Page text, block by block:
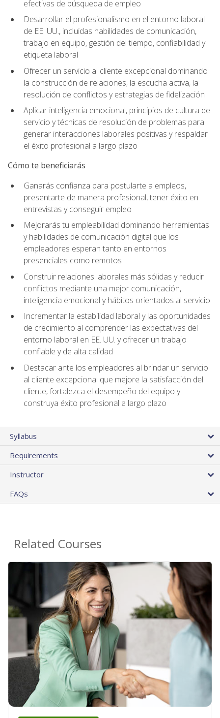
efectivas de búsqueda de empleo
Desarrollar el profesionalismo en el entorno laboral
de EE. UU., incluidas habilidades de comunicación,
trabajo en equipo, gestión del tiempo, confiabilidad y
etiqueta laboral
Ofrecer un servicio al cliente excepcional dominando
la construcción de relaciones, la escucha activa, la
resolución de conflictos y estrategias de fidelización
Aplicar inteligencia emocional, principios de cultura de
servicio y técnicas de resolución de problemas para
generar interacciones laborales positivas y respaldar
el éxito profesional a largo plazo
Cómo te beneficiarás
Ganarás confianza para postularte a empleos,
presentarte de manera profesional, tener éxito en
entrevistas y conseguir empleo
Mejorarás tu empleabilidad dominando herramientas
y habilidades de comunicación digital que los
empleadores esperan tanto en entornos
presenciales como remotos
Construir relaciones laborales más sólidas y reducir
conflictos mediante una mejor comunicación,
inteligencia emocional y hábitos orientados al servicio
Incrementar la estabilidad laboral y las oportunidades
de crecimiento al comprender las expectativas del
entorno laboral en EE. UU. y ofrecer un trabajo
confiable y de alta calidad
Destacar ante los empleadores al brindar un servicio
al cliente excepcional que mejore la satisfacción del
cliente, fortalezca el desempeño del equipo y
construya éxito profesional a largo plazo
Syllabus
Requirements
Instructor
FAQs
Related Courses